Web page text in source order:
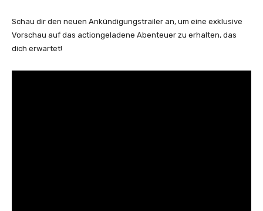
Schau dir den neuen Ankündigungstrailer an, um eine exklusive
Vorschau auf das actiongeladene Abenteuer zu erhalten, das
dich erwartet!